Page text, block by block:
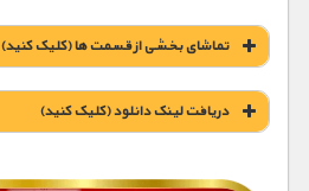
تماشای بخشی از قسمت ها (کلیک کنید)
دریافت لينک دانلود (کليک کنيد)